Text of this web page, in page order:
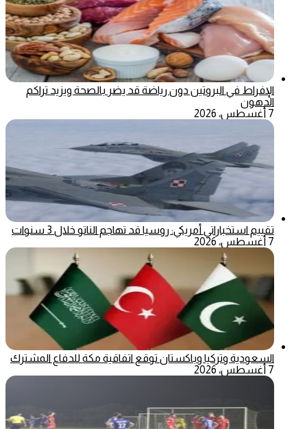
الإفراط في البروتين دون رياضة قد يضر بالصحة ويزيد تراكم
الدهون
7 أغسطس، 2026
تقييم استخباراتي أمريكي: روسيا قد تهاجم الناتو خلال 3 سنوات
7 أغسطس، 2026
السعودية وتركيا وباكستان توقع اتفاقية مكة للدفاع المشترك
7 أغسطس، 2026